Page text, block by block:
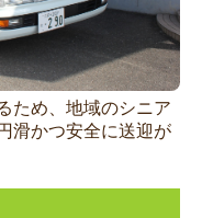
ため、地域のシニア
滑かつ安全に送迎が